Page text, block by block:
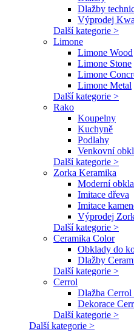
Dlažby
Výprodej
Další kategorie >
Limone
Limone Wood
Limone Stone
Limone
Limone Metal
Další kategorie >
Rako
Koupelny
Kuchyně
Podlahy
Venkovní
Další kategorie >
Zorka Keramika
Moderní
Imitace dřeva
Imitace
Výprodej
Další kategorie >
Ceramika Color
Obklady do
Dlažby
Další kategorie >
Cerrol
Dlažba Cerrol
Dekorace
Další kategorie >
Další kategorie >